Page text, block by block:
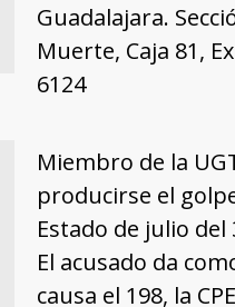
Guadalajara.
Muerte, Caja 81,
6124
Miembro de la
producirse el
Estado de julio del
El acusado da
causa el 198, la